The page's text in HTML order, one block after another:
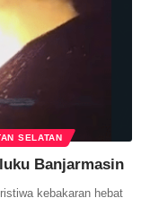
SELATAN
Banjarmasin
kebakaran hebat